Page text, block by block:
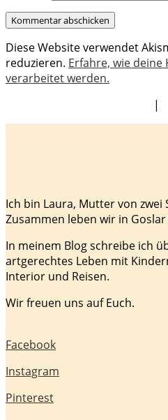
Diese Website verwendet
reduzieren. Erfahre, wie
verarbeitet werden.
|
Ich bin Laura, Mutter von
Zusammen leben wir in Goslar
In meinem Blog schreibe ich
artgerechtes Leben mit
Interior und Reisen.
Wir freuen uns auf Euch.
Facebook
Instagram
Pinterest